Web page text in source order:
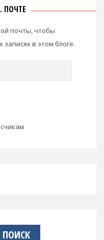
ПОЧТЕ
почты, чтобы
в этом блоге.